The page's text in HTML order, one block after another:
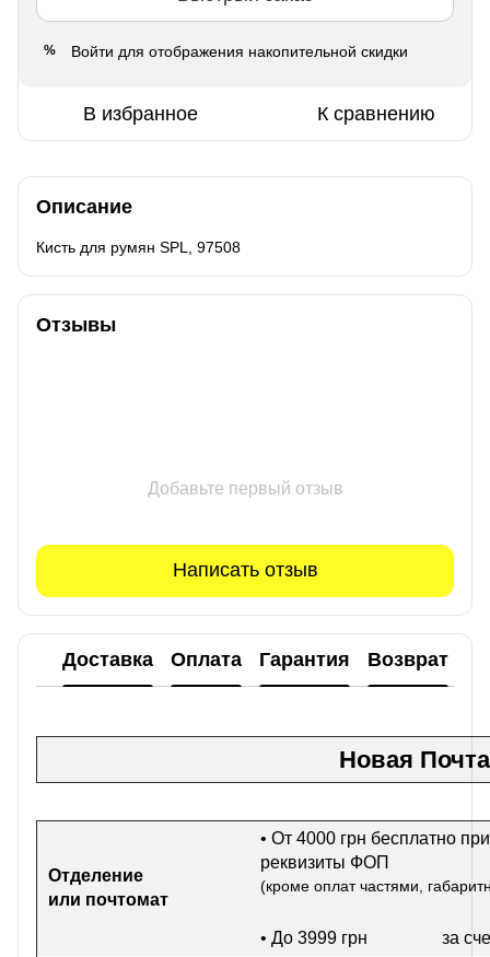
% Войти для отображения накопительной скидки
В избранное К сравнению
Описание
Кисть для румян SPL, 97508
Отзывы
Добавьте первый отзыв
Написать отзыв
Доставка Оплата Гарантия Возврат
Новая Почта
Отделение
или почтомат
• От 4000 грн бесплатно
реквизиты ФОП
(кроме оплат частями,
• До 3999 грн за